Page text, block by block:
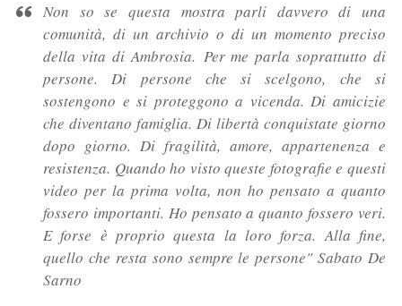
Non so se questa mostra parli davvero di una
comunità, di un archivio o di un momento preciso
della vita di Ambrosia. Per me parla soprattutto di
persone.Di persone che si scelgono, che si
sostengono e si proteggono a vicenda. Di amicizie
che diventano famiglia. Di libertà conquistate giorno
dopo giorno. Di fragilità, amore, appartenenza e
resistenza. Quando ho visto queste fotografie e questi
video per la prima volta, non ho pensato a quanto
fossero importanti. Ho pensato a quanto fossero veri.
E forse è proprio questa la loro forza.Alla fine,
quello che resta sono sempre le persone" Sabato De
Sarno